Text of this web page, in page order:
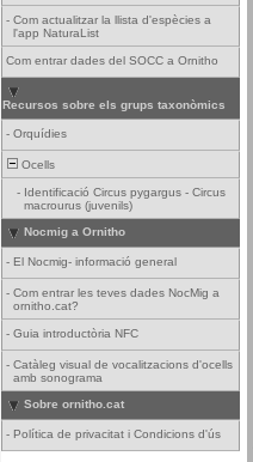
- Com actualitzar la llista d'espècies a
l'app NaturaList
Com entrar dades del SOCC a Ornitho
Recursos sobre els grups taxonòmics
- Orquídies
Ocells
- Identificació Circus pygargus - Circus
macrourus (juvenils)
Nocmig a Ornitho
- El Nocmig- informació general
- Com entrar les teves dades NocMig a
ornitho.cat?
- Guia introductòria NFC
- Catàleg visual de vocalitzacions d'ocells
amb sonograma
Sobre ornitho.cat
- Política de privacitat i Condicions d'ús